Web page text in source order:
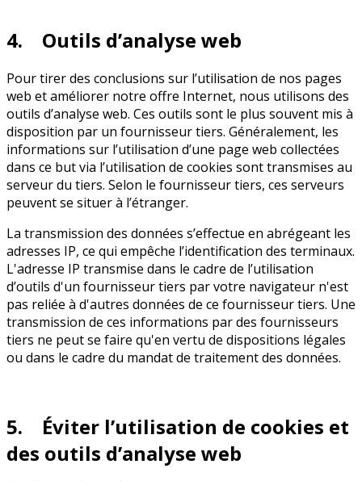
4. Outils d’analyse web
Pour tirer des conclusions sur l’utilisation de nos pages
web et améliorer notre offre Internet, nous utilisons des
outils d’analyse web. Ces outils sont le plus souvent mis à
disposition par un fournisseur tiers. Généralement, les
informations sur l’utilisation d’une page web collectées
dans ce but via l’utilisation de cookies sont transmises au
serveur du tiers. Selon le fournisseur tiers, ces serveurs
peuvent se situer à l’étranger.
La transmission des données s’effectue en abrégeant les
adresses IP, ce qui empêche l’identification des terminaux.
L'adresse IP transmise dans le cadre de l’utilisation
d’outils d'un fournisseur tiers par votre navigateur n'est
pas reliée à d'autres données de ce fournisseur tiers. Une
transmission de ces informations par des fournisseurs
tiers ne peut se faire qu'en vertu de dispositions légales
ou dans le cadre du mandat de traitement des données.
5. Éviter l’utilisation de cookies et
des outils d’analyse web